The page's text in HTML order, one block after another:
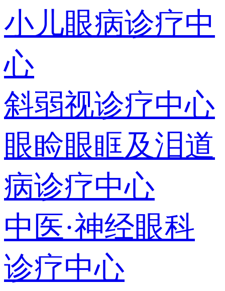
小儿眼病诊疗中
心
斜弱视诊疗中心
眼睑眼眶及泪道
病诊疗中心
中医·神经眼科
诊疗中心